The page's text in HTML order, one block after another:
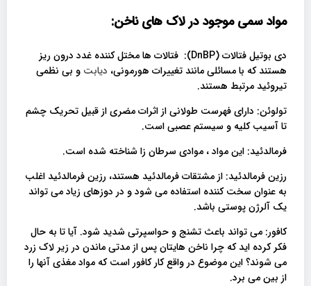
مواد سمی موجود در لاک های ناخن:
دی بوتیل فتالات (DnBP): فتالات ها مختل کننده غدد درون ریز
هستند که با مسائلی مانند تغییرات هورمونی، دیابت و بی نظمی
تیروئید مرتبط هستند.
تولوئن: دارای فهرست طولانی از اثرات مضری از قبیل تحریک چشم
تا آسیب کلیه و سیستم عصبی است.
فرمالدئید: این مواد ، موادی سرطان زا شناخته شده است.
رزین فرمالدئید: از مشتقات فرمالدئید هستند، رزین فرمالدئید اغلب
به عنوان سخت کننده استفاده می شود و در دوزهای زیاد می تواند
یک آلرژن پوستی باشد.
کافور: می تواند باعث تشنج و حواسپرتی شدید شود. آیا تا به حال
فکر کرده اید که چرا ناخن هایتان پس از مدتی ماندن در زیر لاک زرد
می شوند؟ این موضوع در واقع کار کافور است که مواد مغذی آنها را
از بین می برد.